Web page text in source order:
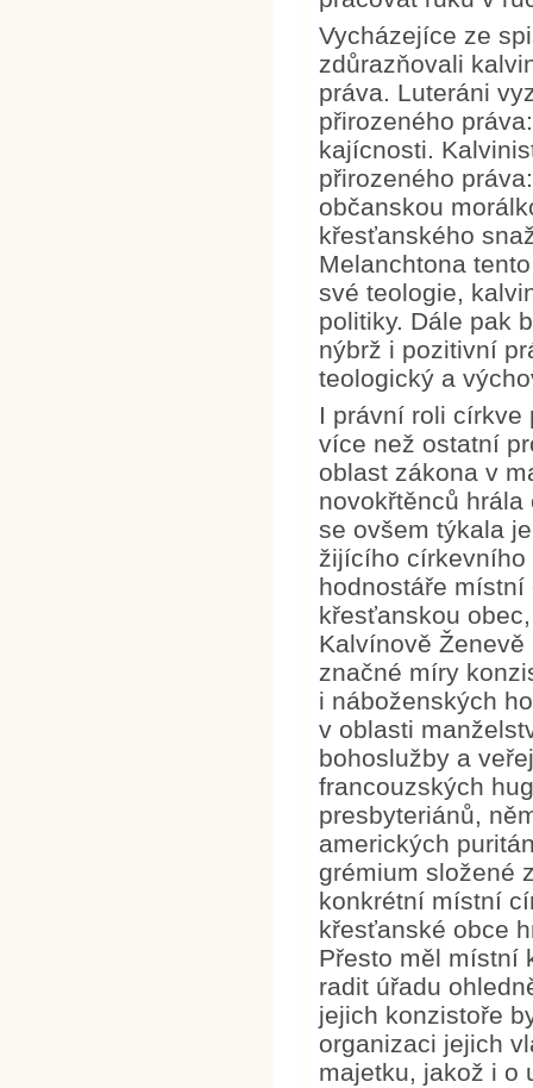
Vycházejíce ze
zdůrazňovali
práva. Luteráni
přirozeného
kajícnosti.
přirozeného
občanskou
křesťanského
Melanchtona
své teologie,
politiky. Dále pak
nýbrž i pozitivní
teologický a
I právní roli
více než ostatní
oblast zákona v
novokřtěnců
se ovšem týkala
žijícího církevního
hodnostáře
křesťanskou
Kalvínově Ženevě
značné míry
i náboženských
v oblasti
bohoslužby a
francouzských
presbyteriánů,
amerických
grémium složené
konkrétní místní
křesťanské obce
Přesto měl místní
radit úřadu
jejich konzistoře
organizaci jejich
majetku, jakož i o